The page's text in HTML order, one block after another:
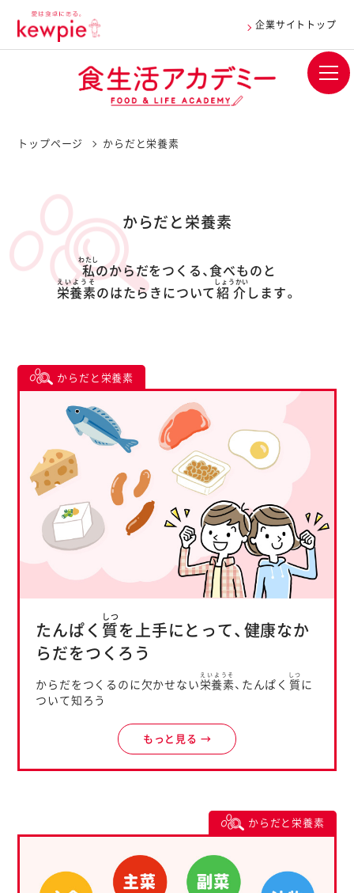
企業サイトトップ
トップページ からだと栄養素
からだと栄養素
私
わたし
のからだをつくる、食べものと
栄養素
えいようそ
のはたらきについて 紹介
しょうかい
します。
からだと栄養素
たんぱく 質
しつ
を上手にとって、健康なか
らだをつくろう
からだをつくるのに欠かせない栄養素
えいようそ
、たんぱく 質
しつ
に
ついて知ろう
もっと見る →
からだと栄養素